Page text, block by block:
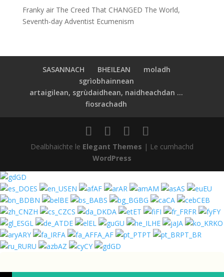
Frankyair The Creed That CHANGED The World,
Seventh-day Adventist Ecumenism
SASANNACH BHEILEAN
moladh
sgrìobhainnean
artaigilean, sgrùdaidhean, naidheachdan ...
fiosrachadh
Dealbhaichte le Elegant Themes | Le cumhachd
WordPress
GD
ES
EN AF AR AM AS
EU
BN
BE BS BG CA
CEB
ZH
CS DA ET FI FR
FY
GL
DE EL GU HE JA
KO
ARY
FA FA_AF PT
PT_BR
RU
AZ CY GD